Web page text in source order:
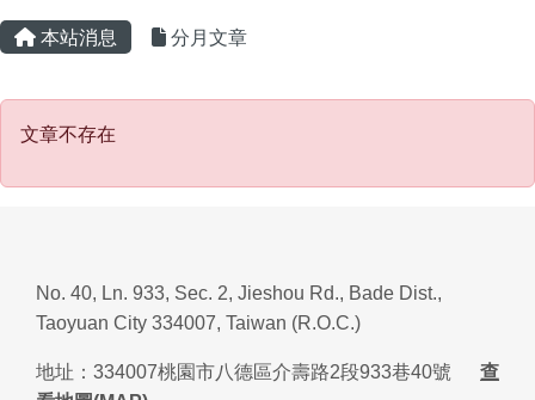
主內容區域
本站消息 分月文章
文章不存在
文章不存在
頁尾區域
No. 40, Ln. 933, Sec. 2, Jieshou Rd., Bade Dist.,
Taoyuan City 334007, Taiwan (R.O.C.)
地址： 334007桃園市八德區介壽路2段933巷40號
查